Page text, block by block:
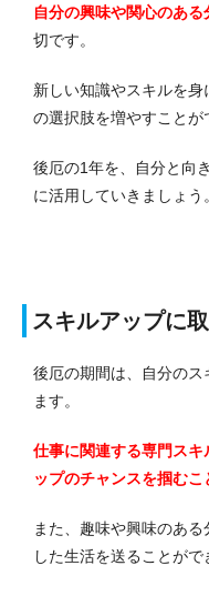
自分の興味や関心のあ
切です。
新しい知識やスキルを
の選択肢を増やすことが
後厄の1年を、自分と向
に活用していきましょう。
スキルアップに
後厄の期間は、自分のス
ます。
仕事に関連する専門ス
ップのチャンスを掴むこ
また、趣味や興味のあ
した生活を送ることがで